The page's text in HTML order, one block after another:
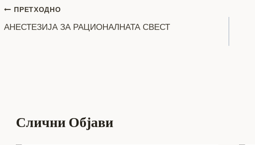
o
k
Навигација
на
ПРЕТХОДНО
АНЕСТЕЗИЈА ЗА РАЦИОНАЛНАТА СВЕСТ
Слични Објави